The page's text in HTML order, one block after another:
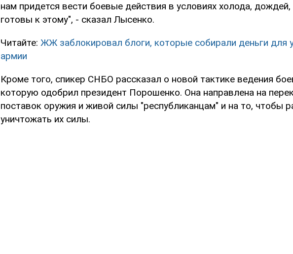
нам придется вести боевые действия в условиях холода,
готовы к этому", - сказал Лысенко.
Читайте: ЖЖ заблокировал блоги, которые собирали деньги для
армии
Кроме того, спикер СНБО рассказал о новой тактике ведения
которую одобрил президент Порошенко. Она направлена на
поставок оружия и живой силы "республиканцам" и на то, чтобы
уничтожать их силы.